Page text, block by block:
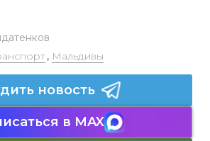
, Мальдивы
новость
в MAX